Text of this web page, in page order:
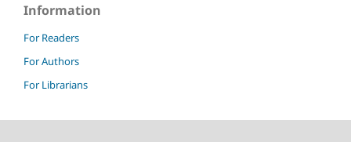
Information
For Readers
For Authors
For Librarians